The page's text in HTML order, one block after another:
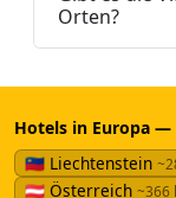
Orten?
Hotels in Europa
🇱🇮 Liechtenstein
🇦🇹 Österreich ~366